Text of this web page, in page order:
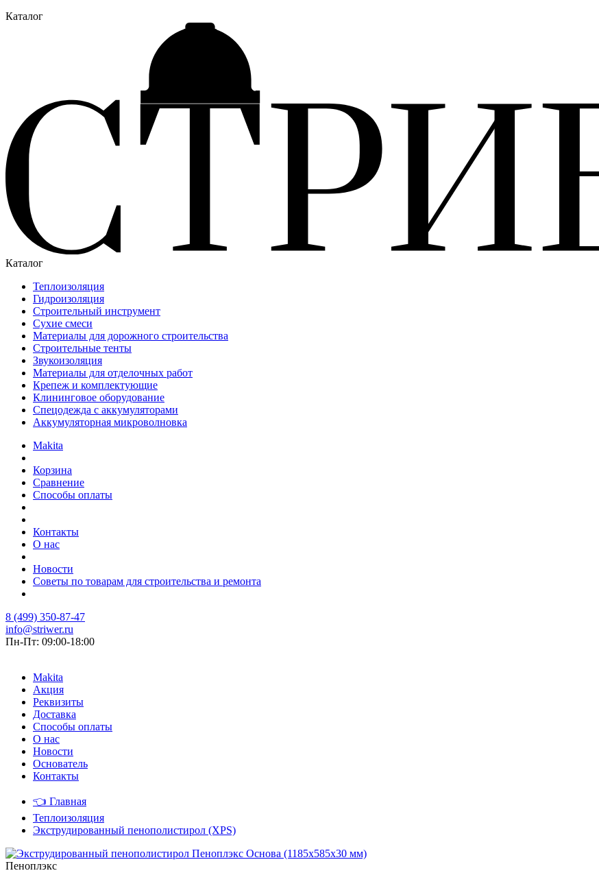
Каталог
Каталог
Теплоизоляция
Гидроизоляция
Строительный инструмент
Сухие смеси
Материалы для дорожного строительства
Строительные тенты
Звукоизоляция
Материалы для отделочных работ
Крепеж и комплектующие
Клининговое оборудование
Спецодежда с аккумуляторами
Аккумуляторная микроволновка
Makita
Корзина
Сравнение
Способы оплаты
Контакты
О нас
Новости
Советы по товарам для строительства и ремонта
8 (499) 350-87-47
info@striwer.ru
Пн-Пт: 09:00-18:00
Makita
Акция
Реквизиты
Доставка
Способы оплаты
О нас
Новости
Основатель
Контакты
👈 Главная
Теплоизоляция
Экструдированный пенополистирол (XPS)
Пеноплэкс